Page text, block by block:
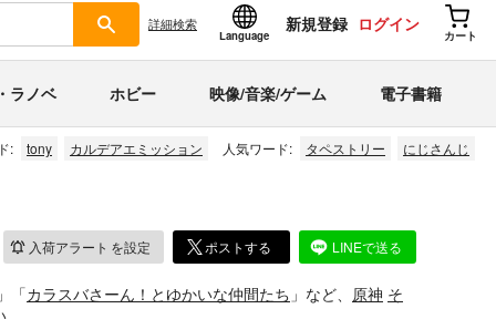
詳細検索
Language
新規登録 ログイン
カート
ラノベ ホビー 映像/音楽/ゲーム 電子書籍
: tony カルデアエミッション 人気ワード: タペストリー にじさんじ
入荷アラート を設定 ポストする LINEで送る
「カラスバさーん！とゆかいな仲間たち 」など、 原神 そ